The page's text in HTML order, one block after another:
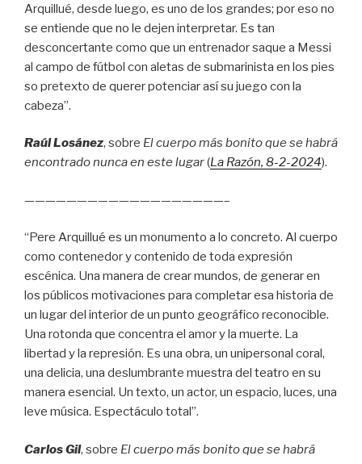
Arquillué, desde luego, es uno de los grandes; por eso no
se entiende que no le dejen interpretar. Es tan
desconcertante como que un entrenador saque a Messi
al campo de fútbol con aletas de submarinista en los pies
so pretexto de querer potenciar así su juego con la
cabeza”.
Raúl Losánez, sobre El cuerpo más bonito que se habrá
encontrado nunca en este lugar(La Razón, 8-2-2024).
———————————————————–
“Pere Arquillué es un monumento a lo concreto. Al cuerpo
como contenedor y contenido de toda expresión
escénica. Una manera de crear mundos, de generar en
los públicos motivaciones para completar esa historia de
un lugar del interior de un punto geográfico reconocible.
Una rotonda que concentra el amor y la muerte. La
libertad y la represión. Es una obra, un unipersonal coral,
una delicia, una deslumbrante muestra del teatro en su
manera esencial. Un texto, un actor, un espacio, luces, una
leve música. Espectáculo total”.
Carlos Gil, sobre El cuerpo más bonito que se habrá